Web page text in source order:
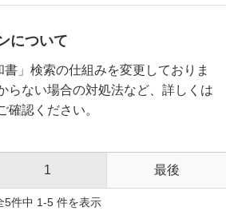
について
」検索の仕組みを変更しておりま
らない場合の対処法など、詳しくは
確認ください。
1 最後
5件中 1-5 件を表示